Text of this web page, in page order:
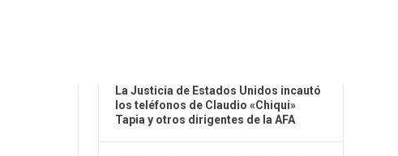
La Justicia de Estados Unidos incautó
los teléfonos de Claudio «Chiqui»
Tapia y otros dirigentes de la AFA